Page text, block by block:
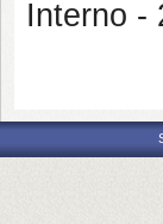
Interno -